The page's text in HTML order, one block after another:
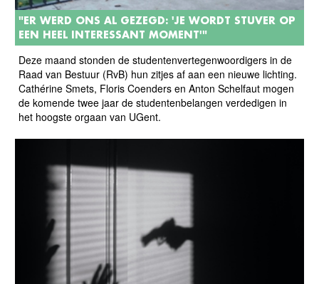
"ER WERD ONS AL GEZEGD: 'JE WORDT STUVER OP
EEN HEEL INTERESSANT MOMENT'"
Deze maand stonden de studentenvertegenwoordigers in de
Raad van Bestuur (RvB) hun zitjes af aan een nieuwe lichting.
Cathérine Smets, Floris Coenders en Anton Schelfaut mogen
de komende twee jaar de studentenbelangen verdedigen in
het hoogste orgaan van UGent.